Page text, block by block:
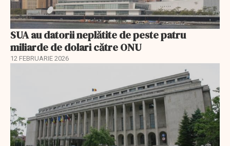
SUA au datorii neplătite de peste patru
miliarde de dolari către ONU
12 FEBRUARIE 2026